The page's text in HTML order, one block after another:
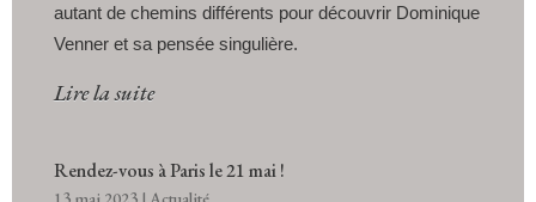
autant de chemins différents pour découvrir Dominique
Venner et sa pensée singulière.
Lire la suite
Rendez-vous à Paris le 21 mai !